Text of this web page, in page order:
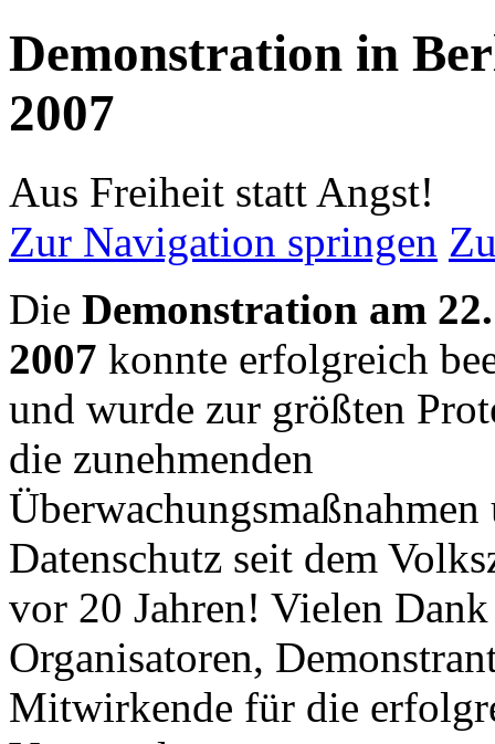
Demonstration in
2007
Aus Freiheit statt Angst!
Zur Navigation springen
Die Demonstration am
2007 konnte erfolgreich
und wurde zur größten
die zunehmenden
Datenschutz seit dem
vor 20 Jahren! Vielen
Organisatoren,
Mitwirkende für die